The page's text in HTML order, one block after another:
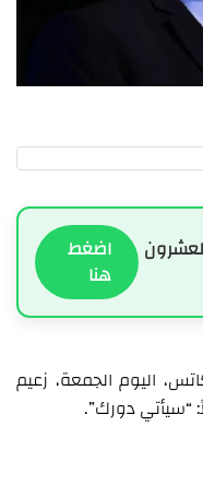
اضغط
هنا
اليوم الجمعة، زعيم
“سيأتي دورك”.